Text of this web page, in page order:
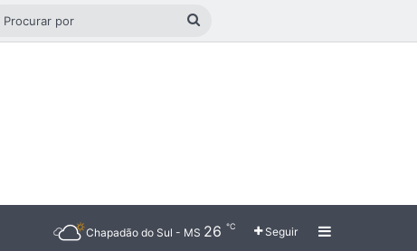
aleatório
Procurar
Chapadão do Sul - MS 26 ℃ Seguir Barra Lateral